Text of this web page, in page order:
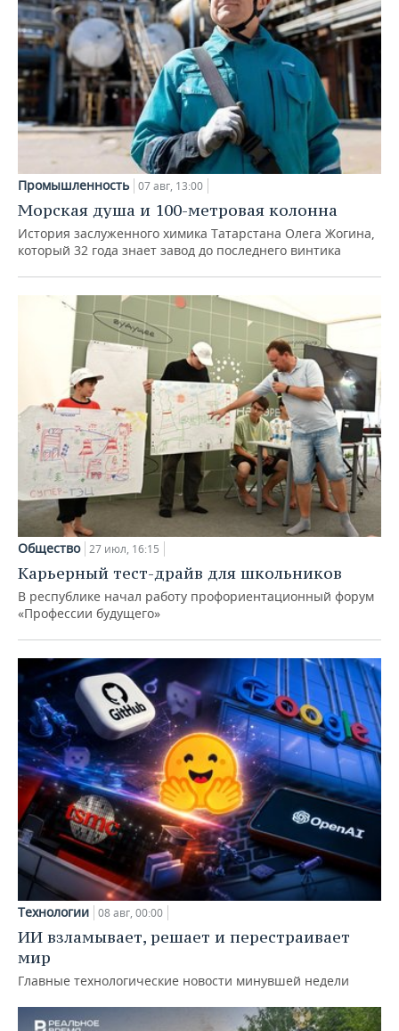
Промышленность 07 авг, 13:00
Морская душа и 100-метровая колонна
История заслуженного химика Татарстана Олега Жогина,
который 32 года знает завод до последнего винтика
Общество 27 июл, 16:15
Карьерный тест-драйв для школьников
В республике начал работу профориентационный форум
«Профессии будущего»
Технологии 08 авг, 00:00
ИИ взламывает, решает и перестраивает
мир
Главные технологические новости минувшей недели